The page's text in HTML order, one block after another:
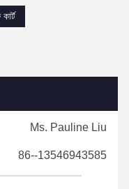
Ms. Pauline Liu
86--13546943585